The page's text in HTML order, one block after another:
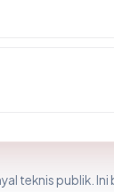
teknis publik. Ini